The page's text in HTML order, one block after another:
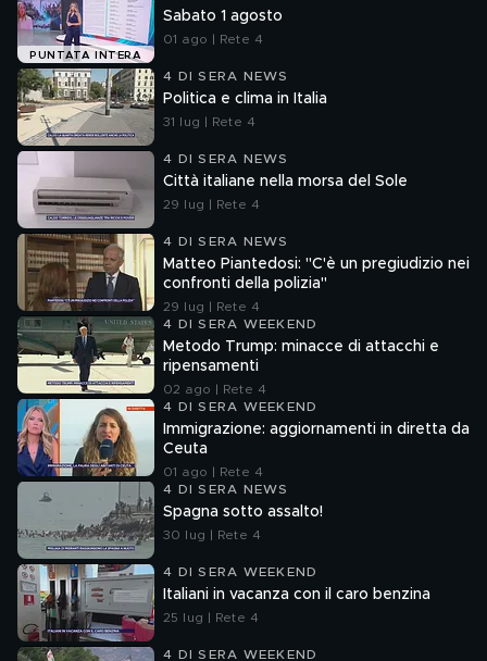
PUNTATA INTERA
Sabato 1 agosto
01 ago | Rete 4
4 DI SERA NEWS
Politica e clima in Italia
31 lug | Rete 4
4 DI SERA NEWS
Città italiane nella morsa del Sole
29 lug | Rete 4
4 DI SERA NEWS
Matteo Piantedosi: "C'è un pregiudizio nei
confronti della polizia"
29 lug | Rete 4
4 DI SERA WEEKEND
Metodo Trump: minacce di attacchi e
ripensamenti
02 ago | Rete 4
4 DI SERA WEEKEND
Immigrazione: aggiornamenti in diretta da
Ceuta
01 ago | Rete 4
4 DI SERA NEWS
Spagna sotto assalto!
30 lug | Rete 4
4 DI SERA WEEKEND
Italiani in vacanza con il caro benzina
25 lug | Rete 4
4 DI SERA WEEKEND